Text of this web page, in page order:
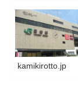
kamikirotto.jp